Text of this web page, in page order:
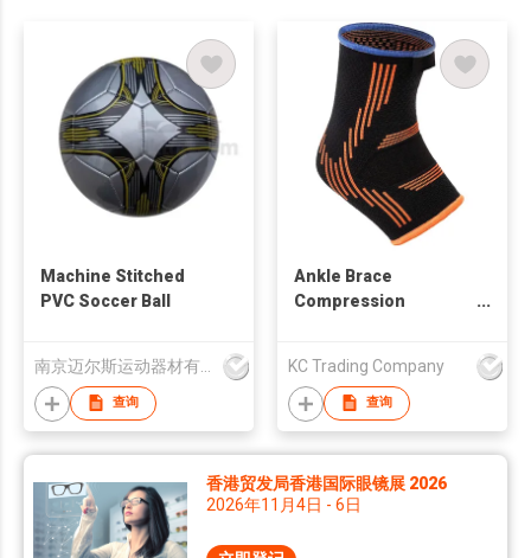
Machine Stitched
PVC Soccer Ball
查询
Ankle Brace
Compression
Tendon, Plantar
Fasciitis, Swelling
Relief, Injury
Recovery
KC Trading Company
查询
香港贸发局香港国际眼镜展 2026
2026年11月4日 - 6日